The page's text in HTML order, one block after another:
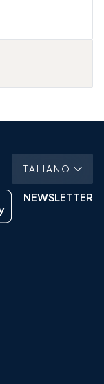
ITALIANO
NEWSLETTER